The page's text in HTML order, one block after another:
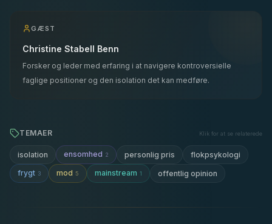
GÆST
Christine Stabell Benn
Forsker og leder med erfaring i at navigere kontroversielle
faglige positioner og den isolation det kan medføre.
TEMAER Klik for at se relaterede
isolation ensomhed 2 personlig pris flokpsykologi
frygt 3 mod 5 mainstream 1 offentlig opinion